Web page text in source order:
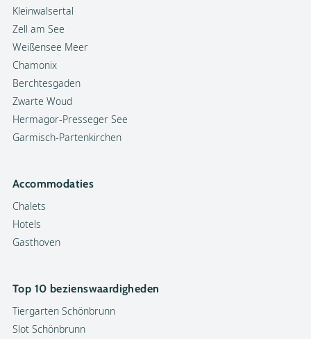
Kleinwalsertal
Zell am See
Weißensee Meer
Chamonix
Berchtesgaden
Zwarte Woud
Hermagor-Presseger See
Garmisch-Partenkirchen
Accommodaties
Chalets
Hotels
Gasthoven
Top 10 bezienswaardigheden
Tiergarten Schönbrunn
Slot Schönbrunn